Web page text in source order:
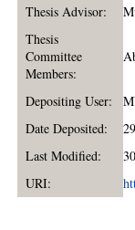
Thesis Advisor:
Thesis
Committee
Members:
Depositing User:
Date Deposited:
Last Modified:
URI: